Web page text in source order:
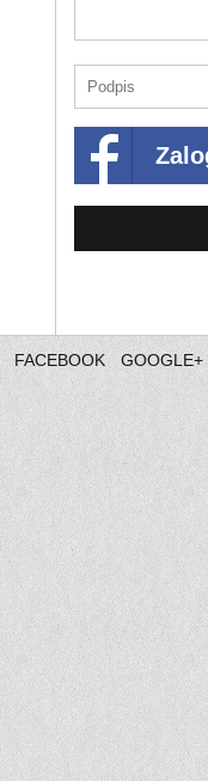
FACEBOOK GOOGLE+